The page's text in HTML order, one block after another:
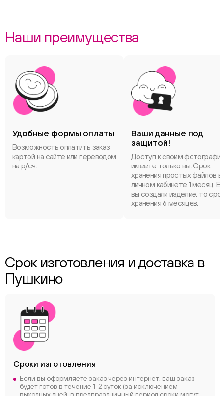
Наши преимущества
Удобные формы оплаты
Возможность оплатить заказ
картой на сайте или переводом
на р/сч.
Ваши данные под
защитой!
Доступ к своим
имеете только вы. Срок
хранения простых файлов
личном кабинете 1 месяц.
вы создали изделие, то
хранения 6 месяцев.
Срок изготовления и доставка в
Пушкино
Сроки изготовления
Если вы оформляете заказ через интернет, ваш заказ
будет готов в течение 1-2 суток (за исключением
выходных дней, в предпраздничный период сроки могут